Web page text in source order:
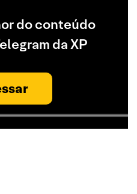
do conteúdo
da XP